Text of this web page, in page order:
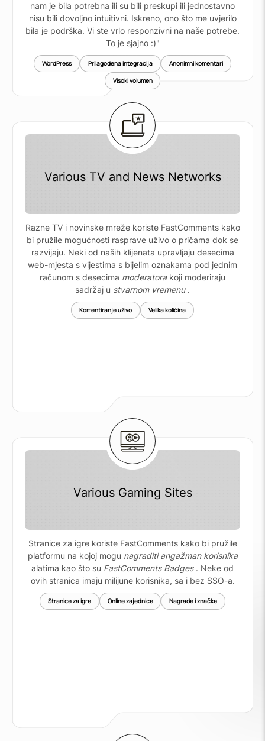
nam je bila potrebna ili su bili preskupi ili jednostavno
nisu bili dovoljno intuitivni. Iskreno, ono što me uvjerilo
bila je podrška. Vi ste vrlo responzivni na naše potrebe.
To je sjajno :)"
WordPress Prilagođena integracija Anonimni komentari
Visoki volumen
Various TV and News Networks
Razne TV i novinske mreže koriste FastComments kako
bi pružile mogućnosti rasprave uživo o pričama dok se
razvijaju. Neki od naših klijenata upravljaju desecima
web-mjesta s vijestima s bijelim oznakama pod jednim
računom s desecima moderatorakoji moderiraju
sadržaj u stvarnom vremenu.
Komentiranje uživo Velika količina
Various Gaming Sites
Stranice za igre koriste FastComments kako bi pružile
platformu na kojoj mogu nagraditi angažman korisnika
alatima kao što su FastComments Badges. Neke od
ovih stranica imaju milijune korisnika, sa i bez SSO-a.
Stranice za igre Online zajednice Nagrade i značke